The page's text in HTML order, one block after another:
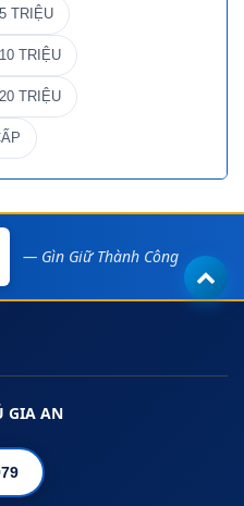
TRIỆU
TRIỆU
TRIỆU
— Gìn Giữ Thành Công
GIA AN